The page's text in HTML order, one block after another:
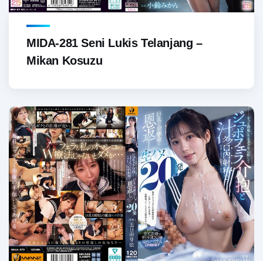
MIDA-281 Seni Lukis Telanjang –
Mikan Kosuzu